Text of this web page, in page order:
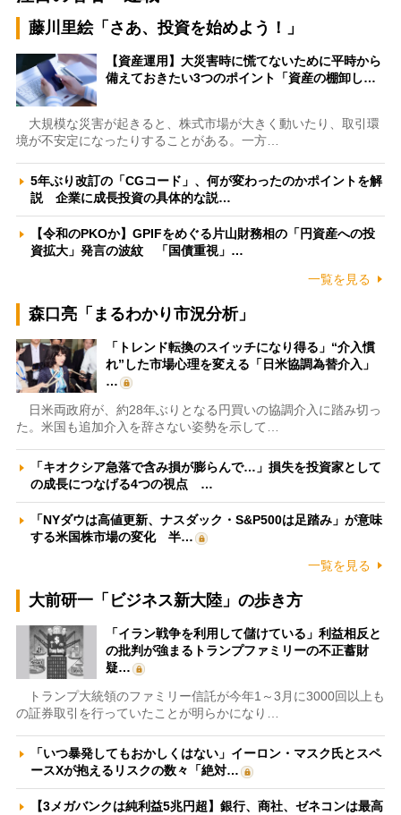
藤川里絵「さあ、投資を始めよう！」
【資産運用】大災害時に慌てないために平時から
備えておきたい3つのポイント「資産の棚卸し…
大規模な災害が起きると、株式市場が大きく動いたり、取引環
境が不安定になったりすることがある。一方…
5年ぶり改訂の「CGコード」、何が変わったのかポイントを解
説 企業に成長投資の具体的な説…
【令和のPKOか】GPIFをめぐる片山財務相の「円資産への投
資拡大」発言の波紋 「国債重視」…
一覧を見る
森口亮「まるわかり市況分析」
「トレンド転換のスイッチになり得る」“介入慣
れ”した市場心理を変える「日米協調為替介入」
…
日米両政府が、約28年ぶりとなる円買いの協調介入に踏み切っ
た。米国も追加介入を辞さない姿勢を示して…
「キオクシア急落で含み損が膨らんで…」損失を投資家として
の成長につなげる4つの視点 …
「NYダウは高値更新、ナスダック・S&P500は足踏み」が意味
する米国株市場の変化 半…
一覧を見る
大前研一「ビジネス新大陸」の歩き方
「イラン戦争を利用して儲けている」利益相反と
の批判が強まるトランプファミリーの不正蓄財
疑…
トランプ大統領のファミリー信託が今年1～3月に3000回以上も
の証券取引を行っていたことが明らかになり…
「いつ暴発してもおかしくはない」イーロン・マスク氏とスペ
ースXが抱えるリスクの数々「絶対…
【3メガバンクは純利益5兆円超】銀行、商社、ゼネコンは最高